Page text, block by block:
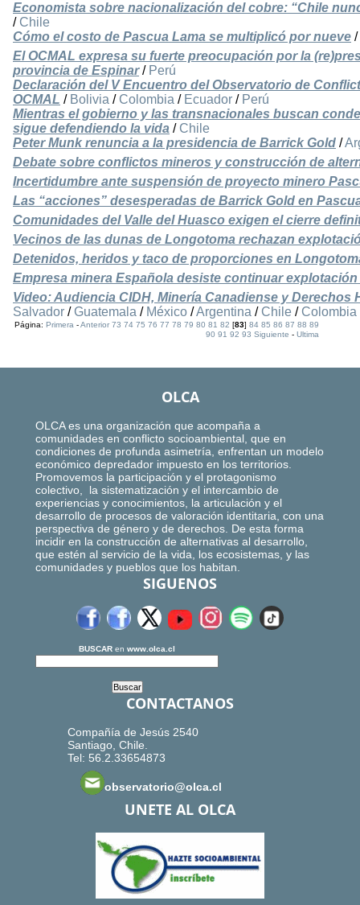
Economista sobre nacionalización del cobre: “Chile
/ Chile
Cómo el costo de Pascua Lama se multiplicó por nueve /
El OCMAL expresa su fuerte preocupación por la
provincia de Espinar/ Perú
Declaración del V Encuentro del Observatorio de
OCMAL / Bolivia / Colombia / Ecuador / Perú
Mientras el gobierno y las transnacionales buscan
sigue defendiendo la vida / Chile
Peter Munk renuncia a la presidencia de Barrick Gold /
Debate sobre conflictos mineros y construcción de
Incertidumbre ante suspensión de proyecto minero
Las “acciones” desesperadas de Barrick Gold en
Comunidades del Valle del Huasco exigen el cierre
Vecinos de las dunas de Longotoma rechazan
Detenidos, heridos y taco de proporciones en
Empresa minera Española desiste continuar explotación
Video: Audiencia CIDH, Minería Canadiense y Derechos
Salvador / Guatemala / México /Argentina / Chile / Colombia
Página:Primera -Anterior 73 74 75 76 77 78 79 80 81 82 [83]84 85 86 87 88 89
90 91 92 93 Siguiente -Ultima
OLCA
OLCA es una organización que acompaña a
comunidades en conflicto socioambiental, que en
condiciones de profunda asimetría, enfrentan un modelo
económico depredador impuesto en los territorios.
Promovemos la participación y el protagonismo
colectivo, la sistematización y el intercambio de
experiencias y conocimientos, la articulación y el
desarrollo de procesos de valoración identitaria, con una
perspectiva de género y de derechos. De esta forma
incidir en la construcción de alternativas al desarrollo,
que estén al servicio de la vida, los ecosistemas, y las
comunidades y pueblos que los habitan.
SIGUENOS
BUSCAR en www.olca.cl
CONTACTANOS
Compañía de Jesús 2540
Santiago, Chile.
Tel: 56.2.33654873
observatorio@olca.cl
UNETE AL OLCA